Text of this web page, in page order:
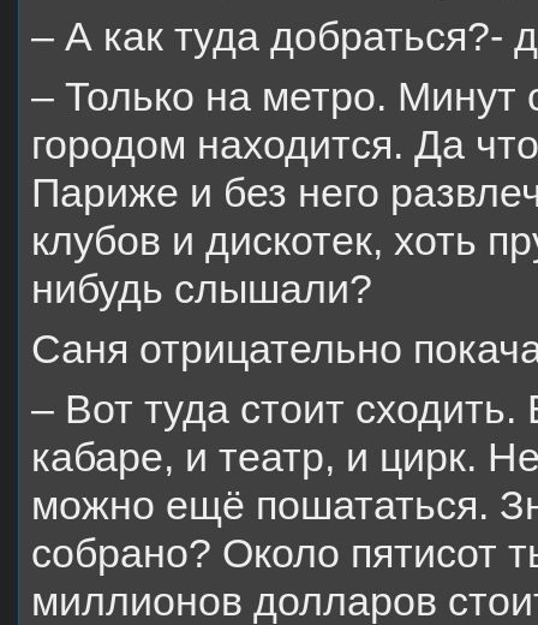
– А как туда добраться?-
– Только на метро. Минут
городом находится. Да
Париже и без него
клубов и дискотек, хоть
нибудь слышали?
Саня отрицательно
– Вот туда стоит
кабаре, и театр, и цирк.
можно ещё пошататься.
собрано? Около пятисот
миллионов долларов